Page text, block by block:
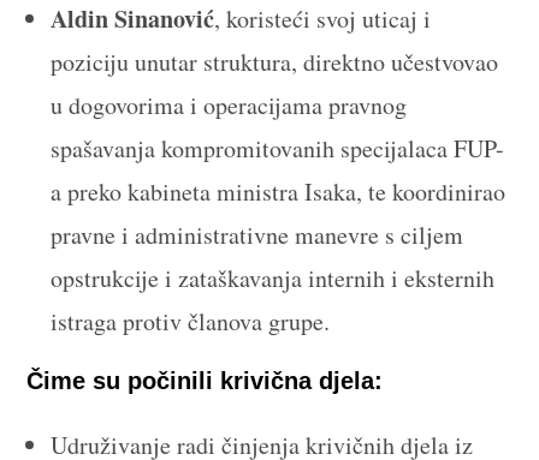
Aldin Sinanović, koristeći svoj uticaj i
poziciju unutar struktura, direktno učestvovao
u dogovorima i operacijama pravnog
spašavanja kompromitovanih specijalaca FUP-
a preko kabineta ministra Isaka, te koordinirao
pravne i administrativne manevre s ciljem
opstrukcije i zataškavanja internih i eksternih
istraga protiv članova grupe.
Čime su počinili krivična djela:
Udruživanje radi činjenja krivičnih djela iz